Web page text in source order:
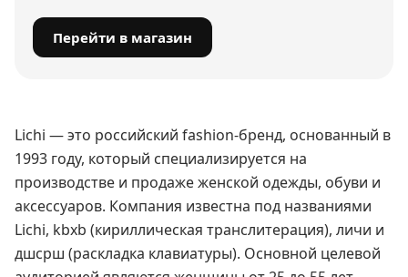
Перейти в магазин
Lichi — это российский fashion-бренд, основанный в
1993 году, который специализируется на
производстве и продаже женской одежды, обуви и
аксессуаров. Компания известна под названиями
Lichi, kbxb (кириллическая транслитерация), личи и
дшсрш (раскладка клавиатуры). Основной целевой